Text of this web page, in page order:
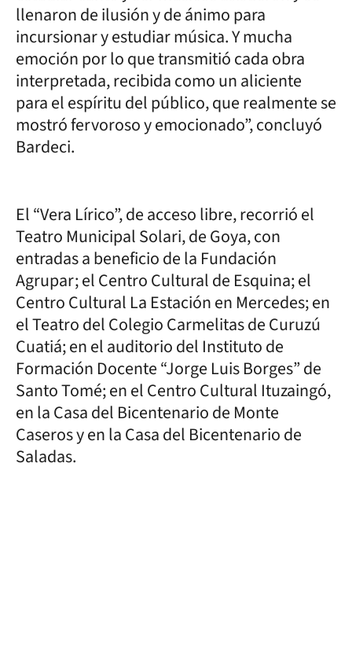
llenaron de ilusión y de ánimo para
incursionar y estudiar música. Y mucha
emoción por lo que transmitió cada obra
interpretada, recibida como un aliciente
para el espíritu del público, que realmente se
mostró fervoroso y emocionado”, concluyó
Bardeci.
El “Vera Lírico”, de acceso libre, recorrió el
Teatro Municipal Solari, de Goya, con
entradas a beneficio de la Fundación
Agrupar; el Centro Cultural de Esquina; el
Centro Cultural La Estación en Mercedes; en
el Teatro del Colegio Carmelitas de Curuzú
Cuatiá; en el auditorio del Instituto de
Formación Docente “Jorge Luis Borges” de
Santo Tomé; en el Centro Cultural Ituzaingó,
en la Casa del Bicentenario de Monte
Caseros y en la Casa del Bicentenario de
Saladas.